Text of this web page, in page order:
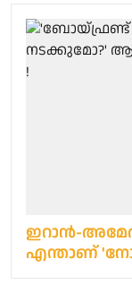
ഇറാന്‍-
എന്താണ് 'നോ